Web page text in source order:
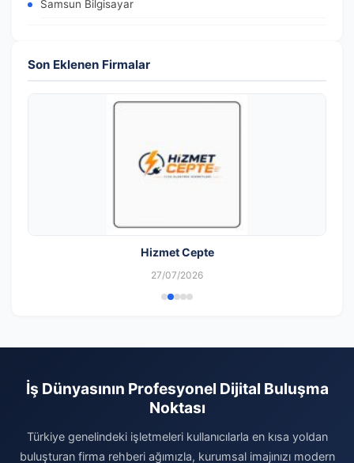
Samsun Bilgisayar
Son Eklenen Firmalar
Hizmet Cepte
27/07/2026
İş Dünyasının Profesyonel Dijital Buluşma
Noktası
Türkiye genelindeki işletmeleri kullanıcılarla en kısa yoldan
buluşturan firma rehberi ağımızla, kurumsal imajınızı modern